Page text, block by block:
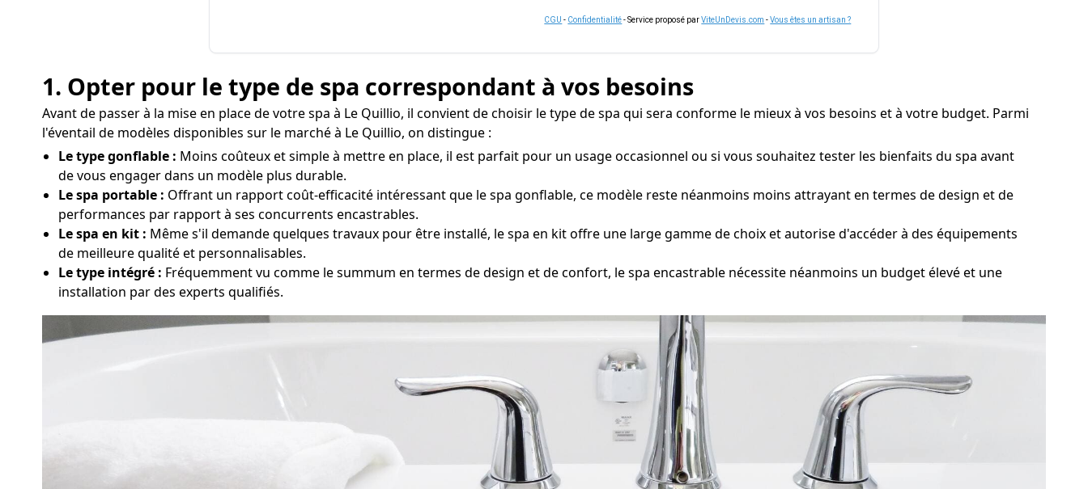
CGU - Confidentialité- Service proposé parViteUnDevis.com -Vous êtes un artisan ?
1. Opter pour le type de spa correspondant à vos besoins
Avant de passer à la mise en place de votre spa à Le Quillio, il convient de choisir le type de spa qui sera conforme le mieux à vos besoins et à votre budget. Parmi
l'éventail de modèles disponibles sur le marché à Le Quillio, on distingue :
Le type gonflable : Moins coûteux et simple à mettre en place, il est parfait pour un usage occasionnel ou si vous souhaitez tester les bienfaits du spa avant
de vous engager dans un modèle plus durable.
Le spa portable : Offrant un rapport coût-efficacité intéressant que le spa gonflable, ce modèle reste néanmoins moins attrayant en termes de design et de
performances par rapport à ses concurrents encastrables.
Le spa en kit : Même s'il demande quelques travaux pour être installé, le spa en kit offre une large gamme de choix et autorise d'accéder à des équipements
de meilleure qualité et personnalisables.
Le type intégré : Fréquemment vu comme le summum en termes de design et de confort, le spa encastrable nécessite néanmoins un budget élevé et une
installation par des experts qualifiés.